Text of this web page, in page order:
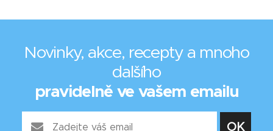
Novinky, akce, recepty a mnoho
dalšího
pravidelně ve vašem emailu